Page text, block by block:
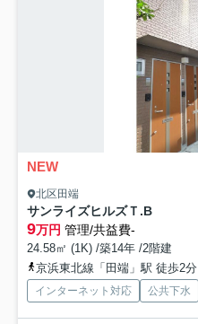
NEW
北区田端
サンライズヒルズＴ.B
9万円 管理/共益費-
24.58㎡ (1K) /築14年 /2階建
京浜東北線「田端」駅 徒歩2分
インターネット対応 公共下水